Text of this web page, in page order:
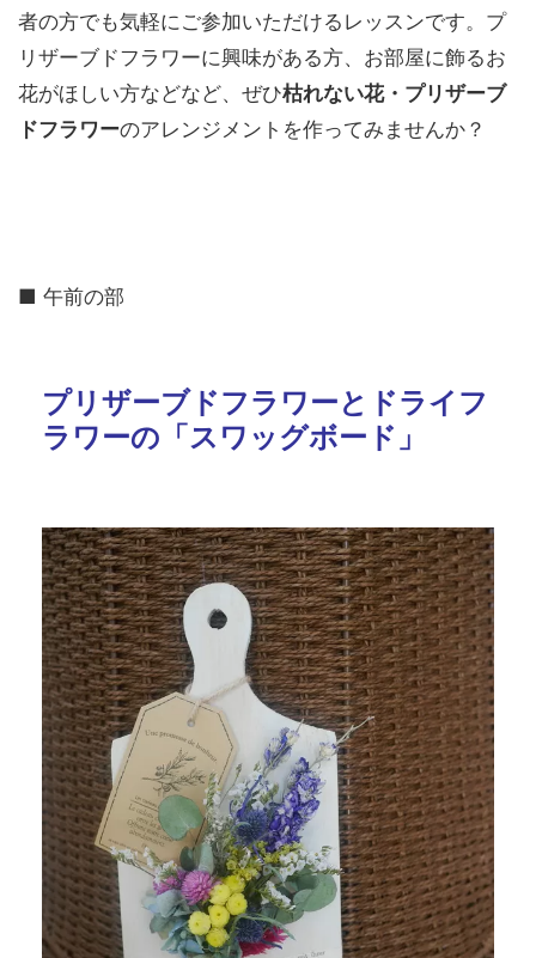
者の方でも気軽にご参加いただけるレッスンです。プ
リザーブドフラワーに興味がある方、お部屋に飾るお
花がほしい方などなど、ぜひ枯れない花・プリザーブ
ドフラワーのアレンジメントを作ってみませんか？
■ 午前の部
プリザーブドフラワーとドライフ
ラワーの「スワッグボード」